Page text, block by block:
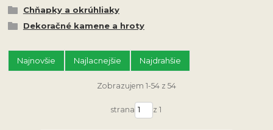
Chňapky a okrúhliaky
Dekoračné kamene a hroty
Najnovšie Najlacnejšie Najdrahšie
Zobrazujem 1-54 z 54
strana z 1